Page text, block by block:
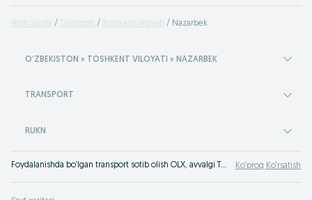
Bosh sahifa Transport Toshkent viloyati Nazarbek
OʻZBEKISTON » TOSHKENT VILOYATI » NAZARBEK
TRANSPORT
RUKN
Foydalanishda bo‘lgan transport sotib olish OLX, avvalgi Torg Nazarbek e‘lonlar taxtasida. Xar qanday turdagi transport htiyot qismlar va transport xizmatlarini sotish yoki ayirboshlash OLX.uzda Nazarbek. Ko‘proq Ko‘rsatish